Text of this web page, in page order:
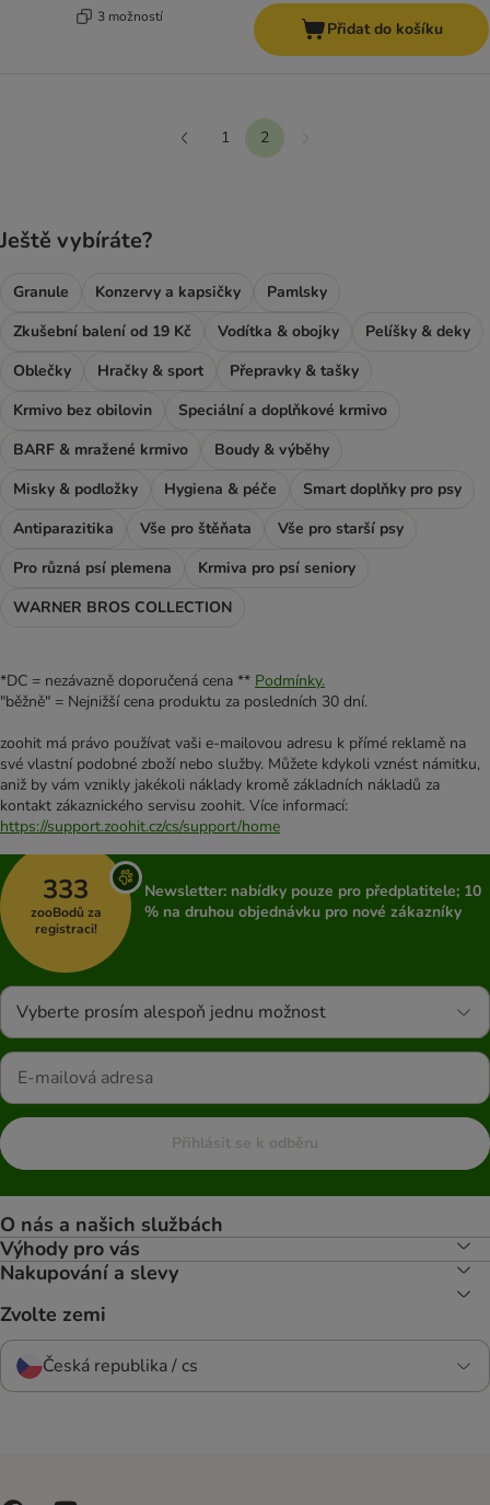
3 možností
Přidat do košíku
1 2 Další
Ještě vybíráte?
Granule Konzervy a kapsičky
Pamlsky
Zkušební balení od 19 Kč
Vodítka & obojky
Pelíšky & deky
Oblečky
Hračky & sport
Přepravky & tašky
Krmivo bez obilovin
Speciální a doplňkové krmivo
BARF & mražené krmivo
Boudy & výběhy
Misky & podložky
Hygiena & péče
Smart doplňky pro psy
Antiparazitika
Vše pro štěňata
Vše pro starší psy
Pro různá psí plemena
Krmiva pro psí seniory
WARNER BROS COLLECTION
*DC = nezávazně doporučená cena ** Podmínky.
"běžně" = Nejnižší cena produktu za posledních 30 dní.
zoohit má právo používat vaši e-mailovou adresu k přímé reklamě na
své vlastní podobné zboží nebo služby. Můžete kdykoli vznést námitku,
aniž by vám vznikly jakékoli náklady kromě základních nákladů za
kontakt zákaznického servisu zoohit. Více informací:
https://support.zoohit.cz/cs/support/home
333
zooBodů za
registraci!
Newsletter: nabídky pouze pro předplatitele; 10
% na druhou objednávku pro nové zákazníky
Vyberte prosím alespoň jednu možnost
Přihlásit se k odběru
O nás a našich službách
Výhody pro vás
Nakupování a slevy
Zvolte zemi
Česká republika / cs